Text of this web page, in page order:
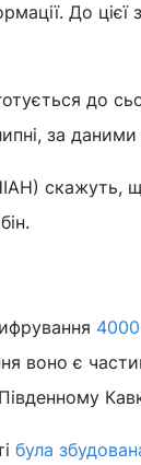
До
до
за даними
скажуть,
воно є
була